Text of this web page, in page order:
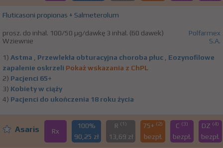
Fluticasoni propionas + Salmeterolum
prosz. do inhal. 100/50 µg/dawkę 3 inhal. (60 dawek)
Wziewnie
Polfarmex
S.A.
1) Astma , Przewlekła obturacyjna choroba płuc , Eozynofilowe
zapalenie oskrzeli Pokaż wskazania z ChPL
2) Pacjenci 65+
3) Kobiety w ciąży
4) Pacjenci do ukończenia 18 roku życia
Asaris Rx
100%
90,25 zł
R (1)
13,69 zł
75+ (2)
bezpł.
C (3)
bezpł.
DZ (4)
bezpł.